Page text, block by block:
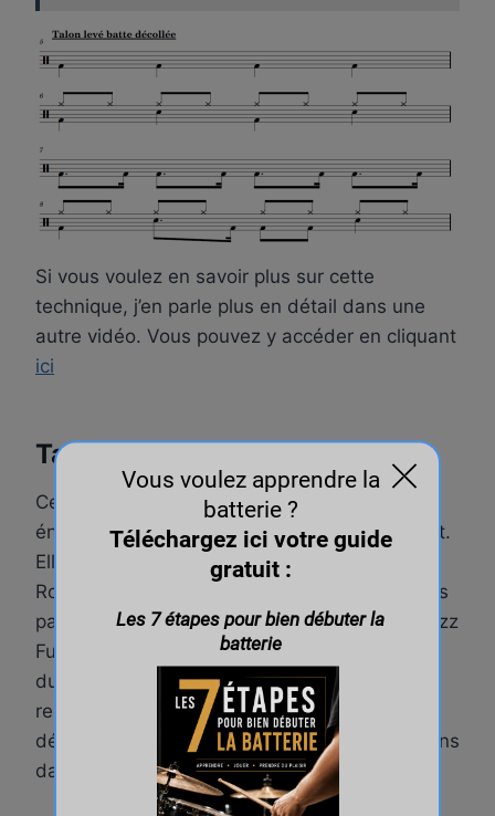
Si vous voulez en savoir plus sur cette
technique, j’en parle plus en détail dans une
autre vidéo. Vous pouvez y accéder en cliquant
ici
Talon levé batte collée
Cette technique permet d’avoir un jeu plus
énergique, plus nerveux et pousse vers l’avant.
Elle sera adaptée pour des styles comme le
Rock rapide (à la Green Day ou The Offsprings
par exemple), la Jungle mais aussi dans le Jazz
Fusion, le Rock Progressif, etc… Mais au-delà
du style, tout dépendra de l’intention
recherchée. Voilà quelques exercices pour
développer cette approche (voir les explications
dans la vidéo)